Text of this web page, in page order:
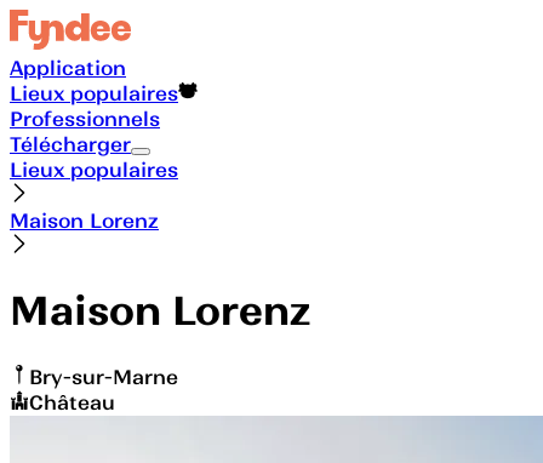
Application
Lieux populaires
Professionnels
Télécharger
Lieux populaires
Maison Lorenz
Maison Lorenz
Bry-sur-Marne
Château